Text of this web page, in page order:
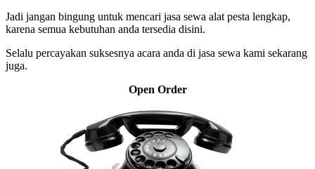
Jadi jangan bingung untuk mencari jasa sewa alat pesta lengkap,
karena semua kebutuhan anda tersedia disini.
Selalu percayakan suksesnya acara anda di jasa sewa kami sekarang
juga.
Open Order